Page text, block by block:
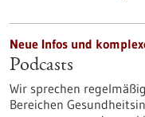
Neue Infos und
Podcasts
Wir sprechen
Bereichen